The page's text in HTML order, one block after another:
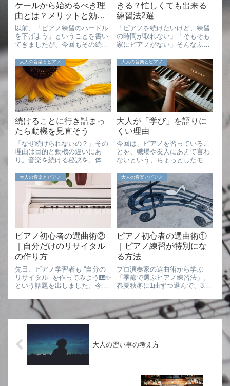
ケールから始めるべき理
由とは？メリットと効果
的な練習法
以前、「ピアノ練習のハードル
を下げよう」ということを書い
てきましたが、今回もその続き
続が大切なのは、なんとなくみ
なさん感じていることかなと思
います。例えば週末に1時間ま
とめて練習するよりも、毎日10
分でも少しずつ...
きる？忙しくても出来る
練習法2選
「ピアノを続けたいけど、練習
の時間が取れない」「そもそも
家にピアノがない」そんなふう
実は、ピアノがなくてもできる
練習法や、少し視点を変えるこ
とで上達につながる工夫がある
んです。ピアノ練習は、生活
に“馴染ませていく...
大人の音楽とピアノ
続けることに行き詰まっ
たら動機を見直そう
「なぜ続けられないの？」その
理由は目的と動機の違いにあ
り。音楽を続ける秘訣を、体験
す。
大人の音楽とピアノ
大人が「学び」を語りに
くい理由
今回は、ピアノを習っているこ
とを、職場や友人にあえて言わ
ないという、ちょっとしたモヤ
います。そこから見えてくる、
ピアノに限らない大人が「学
び」を語りにくい理由につい
て、少し考えてみました。な
ぜ、習っていることをあ...
大人の音楽とピアノ
ピアノ初心者の選曲術②
｜自分だけのリサイタル
の作り方
先日、ピアノ学習者も “自分の
リサイタル” を作ってみよう🎹✨
という話題を出しました。今日
ディアをシェアしていきたいと
思います。🎼関連記事「もし自
分だけの小さなコンサートを開
くとしたら、どんな曲を並べよ
うかな？...
大人の音楽とピアノ
ピアノ初心者の選曲術①
｜ピアノ練習が特別にな
る方法
プロ演奏家の選曲術から学ぶ
「季節で選ぶピアノ練習法」。
春夏秋冬に1曲ずつ選んで、3ヶ
を保ちながら音楽と暮らすアイ
デアを紹介。
大人の習い事の考え方